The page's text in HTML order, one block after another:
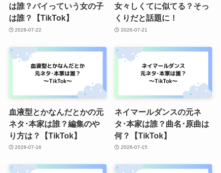
は誰？バイっていう女の子
は誰？【TikTok】
2026-07-22
女々しくてに似てる？そっ
くりだと話題に！
2026-07-21
血液型とかなんだとかの元
ネタ･本家は誰？編集のや
り方は？【TikTok】
2026-07-16
ネイマールダンスの元ネ
タ･本家は誰？曲名･原曲は
何？【TikTok】
2026-07-15